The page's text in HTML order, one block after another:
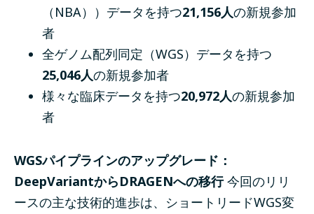
（NBA））データを持つ21,156人の新規参加
者
全ゲノム配列同定（WGS）データを持つ
25,046人の新規参加者
様々な臨床データ を持つ20,972人の新規参加
者
WGSパイプラインのアップグレード：
DeepVariantからDRAGENへの移行 今回のリリ
ースの主な技術的進歩は、ショートリードWGS変